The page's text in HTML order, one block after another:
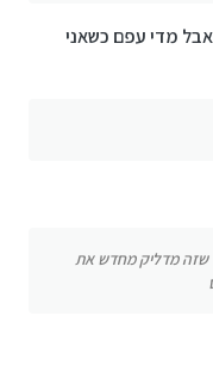
אבל מדי עפם כשאני
שזה מדליק מחדש את